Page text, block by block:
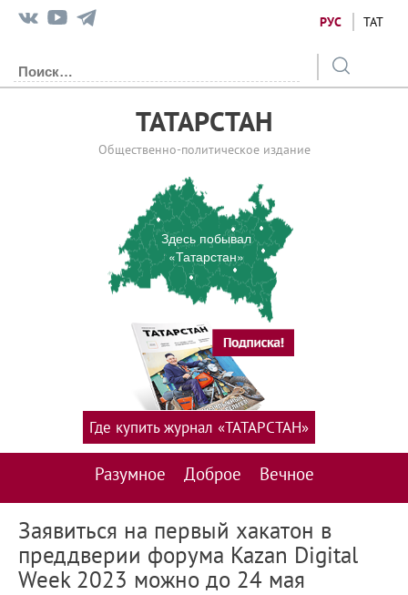
РУС ТАТ
ТАТАРСТАН
Общественно-политическое издание
Здесь побывал
«Татарстан»
Разумное Доброе Вечное
Где купить журнал «ТАТАРСТАН»
Заявиться на первый хакатон в
преддверии форума Kazan Digital
Week 2023 можно до 24 мая